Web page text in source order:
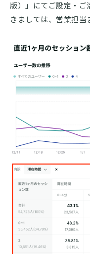
版）」にてご設定・ご
きましては、営業担